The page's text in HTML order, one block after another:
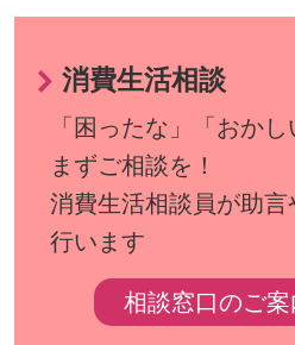
消費生活相談
「困ったな」「おか
まずご相談を！
消費生活相談員が助
行います
相談窓口のご